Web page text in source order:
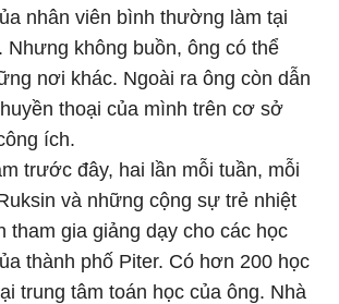
nhân viên bình thường làm tại
Nhưng không buồn, ông có thể
nơi khác. Ngoài ra ông còn dẫn
thoại của mình trên cơ sở
ích.
trước đây, hai lần mỗi tuần, mỗi
và những cộng sự trẻ nhiệt
tham gia giảng dạy cho các học
thành phố Piter. Có hơn 200 học
trung tâm toán học của ông. Nhà